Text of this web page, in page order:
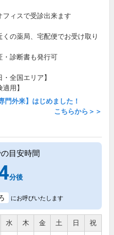
フィスで受診出来ます
くの薬局、宅配便でお受け取り
・診断書も発行可
・全国エリア】
適用】
門外来】はじめました！
こちらから＞＞
目安時間
分後
にお呼びいたします
水 木 金 土 日 祝